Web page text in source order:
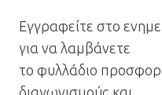
Εγγραφείτε στο
για να λαμβάνετε
το φυλλάδιο
διαγωνισμούς και